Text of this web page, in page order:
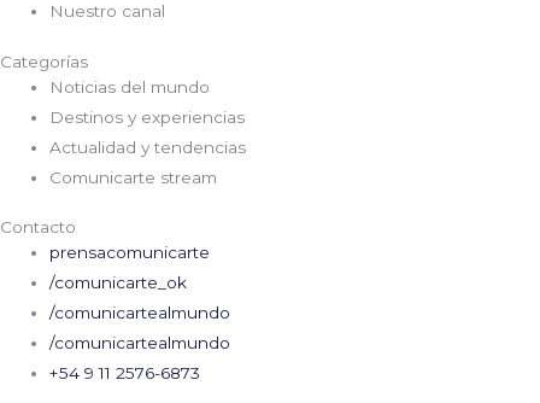
Nuestro canal
Categorías
Noticias del mundo
Destinos y experiencias
Actualidad y tendencias
Comunicarte stream
Contacto
prensacomunicarte
/comunicarte_ok
/comunicartealmundo
/comunicartealmundo
+54 9 11 2576-6873